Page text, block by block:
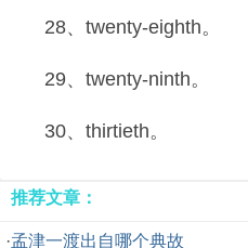
28、twenty-eighth。
29、twenty-ninth。
30、thirtieth。
推荐文章：
·孟津一渡出自哪个典故